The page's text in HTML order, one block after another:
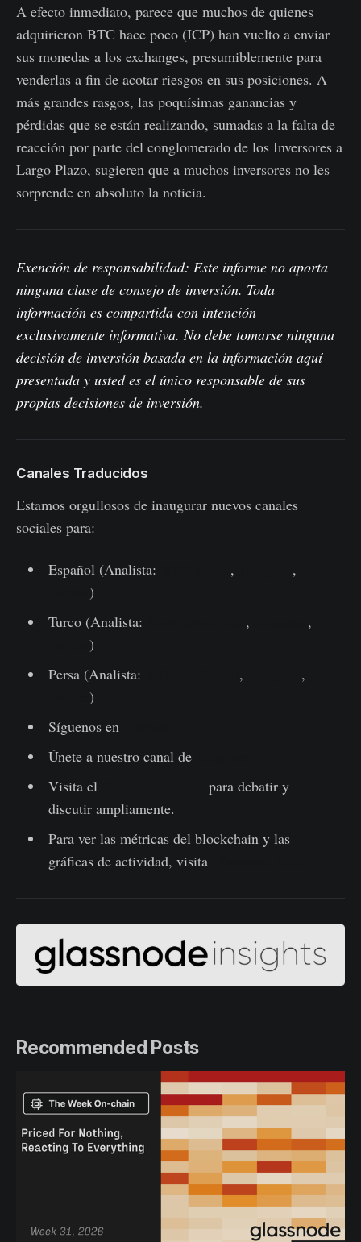
A efecto inmediato, parece que muchos de quienes
adquirieron BTC hace poco (ICP) han vuelto a enviar
sus monedas a los exchanges, presumiblemente para
venderlas a fin de acotar riesgos en sus posiciones. A
más grandes rasgos, las poquísimas ganancias y
pérdidas que se están realizando, sumadas a la falta de
reacción por parte del conglomerado de los Inversores a
Largo Plazo, sugieren que a muchos inversores no les
sorprende en absoluto la noticia.
Exención de responsabilidad: Este informe no aporta
ninguna clase de consejo de inversión. Toda
información es compartida con intención
exclusivamente informativa. No debe tomarse ninguna
decisión de inversión basada en la información aquí
presentada y usted es el único responsable de sus
propias decisiones de inversión.
Canales Traducidos
Estamos orgullosos de inaugurar nuevos canales
sociales para:
Español (Analista: ,
,
)
Turco (Analista:
,
,
)
Persa (Analista:
,
,
)
Síguenos en
Únete a nuestro canal de
Visita el
para debatir y
discutir ampliamente.
Para ver las métricas del blockchain y las
gráficas de actividad, visita
Recommended Posts